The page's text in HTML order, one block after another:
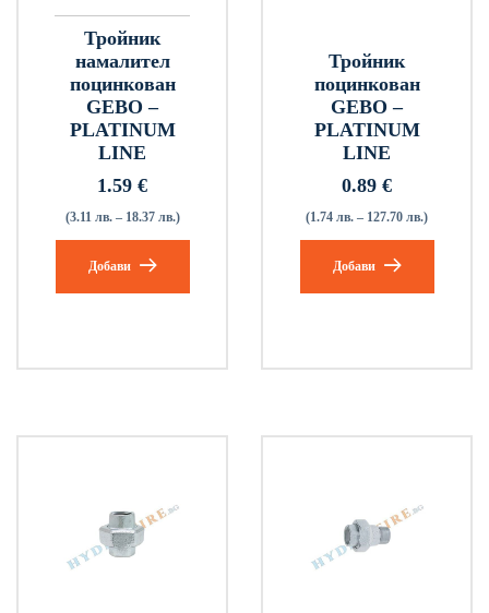
Тройник
намалител
поцинкован
GEBO –
PLATINUM
LINE
1.59 €
(3.11 лв. – 18.37 лв.)
Добави
Тройник
поцинкован
GEBO –
PLATINUM
LINE
0.89 €
(1.74 лв. – 127.70 лв.)
Добави